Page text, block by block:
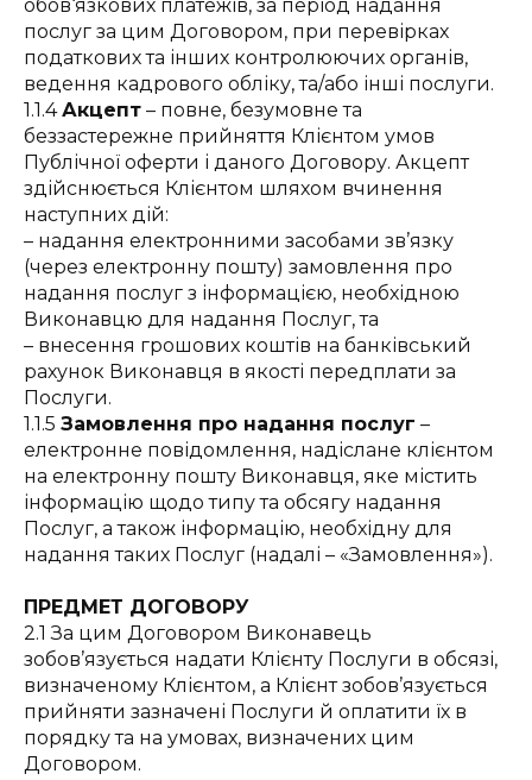
обов‘язкових платежів, за період надання
послуг за цим Договором, при перевірках
податкових та інших контролюючих органів,
ведення кадрового обліку, та/або інші послуги.
1.1.4Акцепт – повне, безумовне та
беззастережне прийняття Клієнтом умов
Публічної оферти і даного Договору. Акцепт
здійснюється Клієнтом шляхом вчинення
наступних дій:
– надання електронними засобами зв’язку
(через електронну пошту) замовлення про
надання послуг з інформацією, необхідною
Виконавцю для надання Послуг, та
– внесення грошових коштів на банківський
рахунок Виконавця в якості передплати за
Послуги.
1.1.5 Замовлення про надання послуг –
електронне повідомлення, надіслане клієнтом
на електронну пошту Виконавця, яке містить
інформацію щодо типу та обсягу надання
Послуг, а також інформацію, необхідну для
надання таких Послуг (надалі – «Замовлення»).
ПРЕДМЕТ ДОГОВОРУ
2.1 За цим Договором Виконавець
зобов’язується надати Клієнту Послуги в обсязі,
визначеному Клієнтом, а Клієнт зобов’язується
прийняти зазначені Послуги й оплатити їх в
порядку та на умовах, визначених цим
Договором.